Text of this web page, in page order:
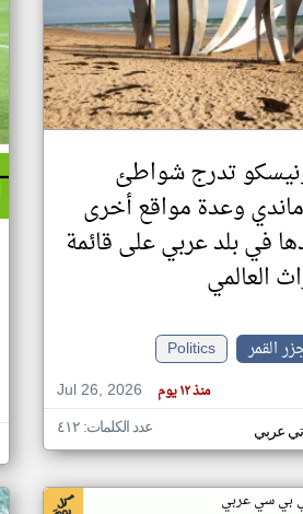
تدرج شواطئ
وعدة مواقع أخرى
في بلد عربي على قائمة
العالمي
القمر
Politics
Jul 26, 2026
منذ ١٢ يوم
تي عربي عدد الكلمات: ٤١٢
بي سي عربي